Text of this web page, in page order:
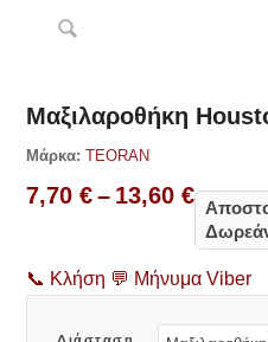
Μαξιλαροθήκη
Μάρκα: TEORAN
7,70€ – 13,60€Price
range:
7,70 €
📞 Κλήση 💬 Μήνυμα Viber